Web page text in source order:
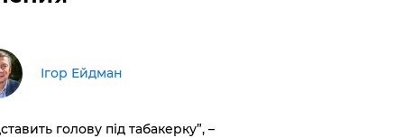
Ігор Ейдман
голову під табакерку”, –